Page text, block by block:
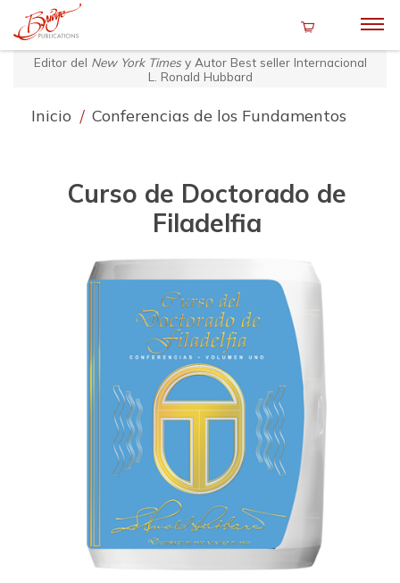
Editor del New York Timesy Autor Best seller Internacional
L. Ronald Hubbard
Inicio / Conferencias de los Fundamentos
Curso de Doctorado de
Filadelfia